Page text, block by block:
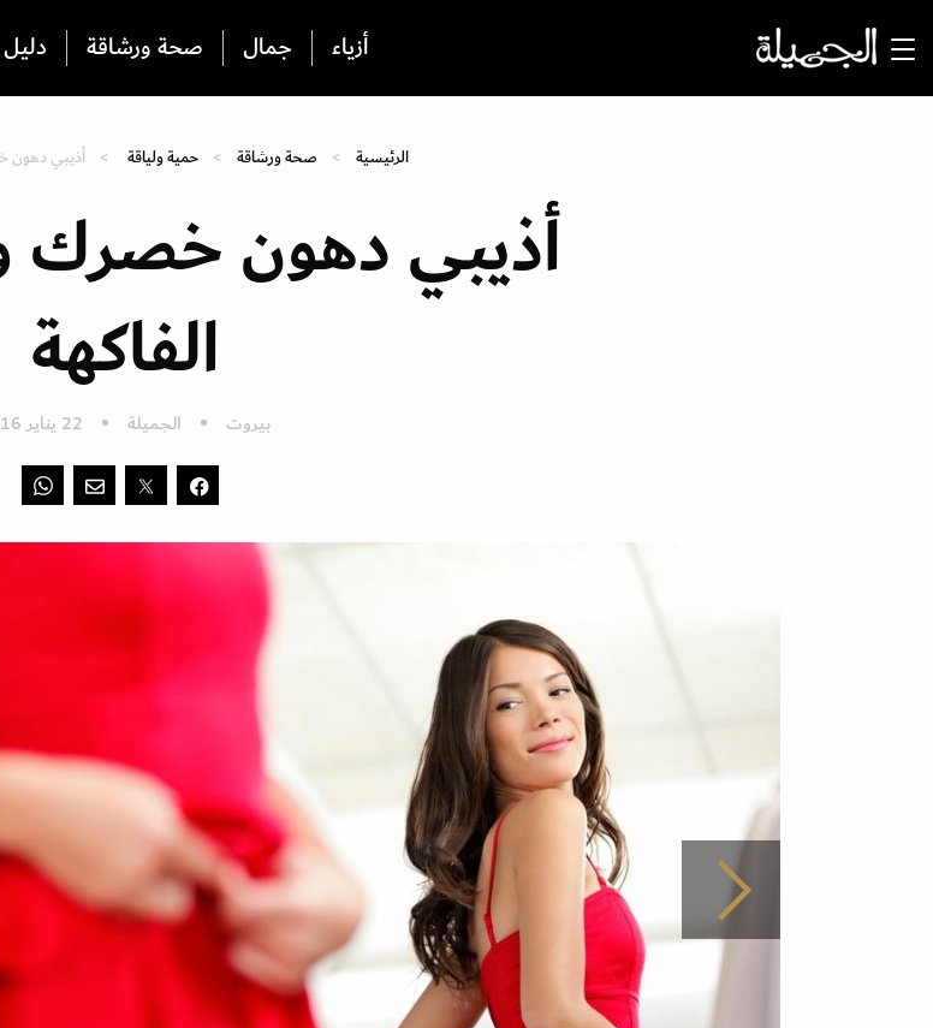
أزياء جمال صحة ورشاقة
الرئيسية صحة ورشاقة حمية ولياقة أذيبي دهون
أذيبي دهون خصرك
الفاكهة
بيروت الجميلة 22 يناير 2016